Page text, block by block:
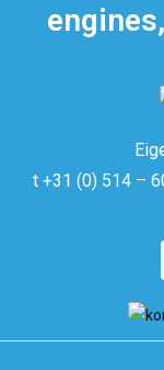
t +31 (0) 514 –